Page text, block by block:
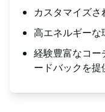
カスタマイズ
高エネルギー
経験豊富なコー
ードバックを提